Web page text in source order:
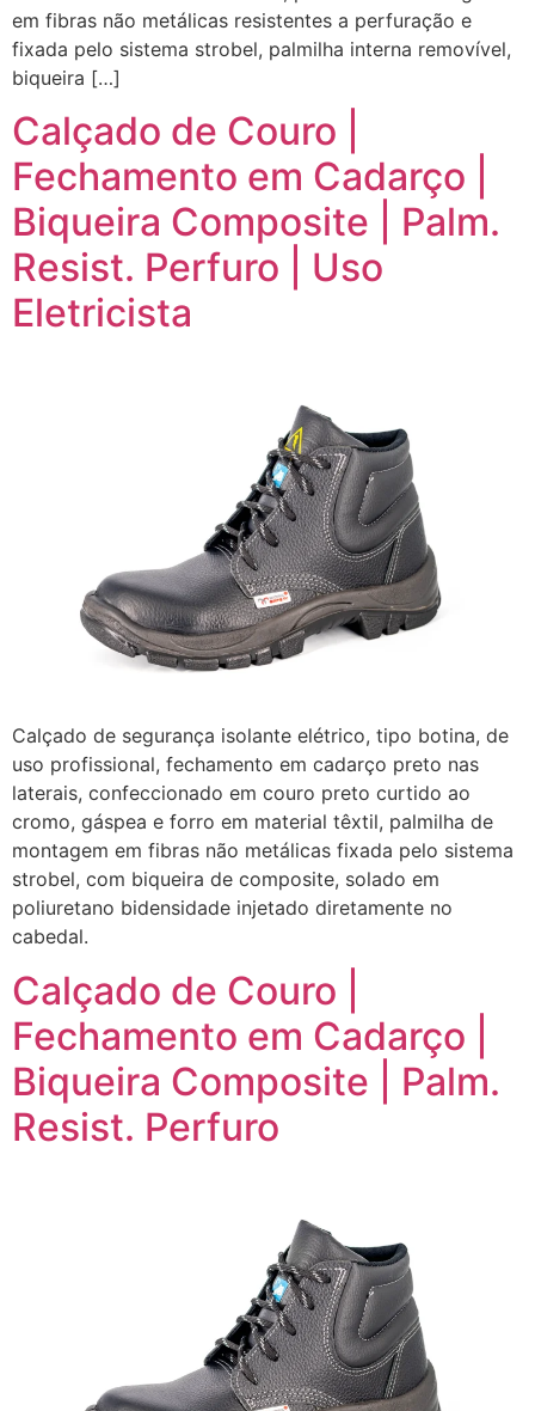
em fibras não metálicas resistentes a perfuração e
fixada pelo sistema strobel, palmilha interna removível,
biqueira […]
Calçado de Couro |
Fechamento em Cadarço |
Biqueira Composite | Palm.
Resist. Perfuro | Uso
Eletricista
Calçado de segurança isolante elétrico, tipo botina, de
uso profissional, fechamento em cadarço preto nas
laterais, confeccionado em couro preto curtido ao
cromo, gáspea e forro em material têxtil, palmilha de
montagem em fibras não metálicas fixada pelo sistema
strobel, com biqueira de composite, solado em
poliuretano bidensidade injetado diretamente no
cabedal.
Calçado de Couro |
Fechamento em Cadarço |
Biqueira Composite | Palm.
Resist. Perfuro